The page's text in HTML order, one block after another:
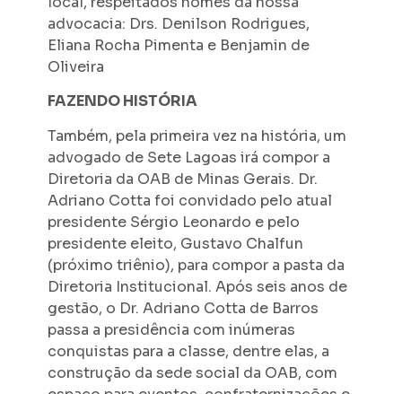
advocacia: Drs. Denilson Rodrigues,
Eliana Rocha Pimenta e Benjamin de
Oliveira
FAZENDO HISTÓRIA
Também, pela primeira vez na história, um
advogado de Sete Lagoas irá compor a
Diretoria da OAB de Minas Gerais. Dr.
Adriano Cotta foi convidado pelo atual
presidente Sérgio Leonardo e pelo
presidente eleito, Gustavo Chalfun
(próximo triênio), para compor a pasta da
Diretoria Institucional. Após seis anos de
gestão, o Dr. Adriano Cotta de Barros
passa a presidência com inúmeras
conquistas para a classe, dentre elas, a
construção da sede social da OAB, com